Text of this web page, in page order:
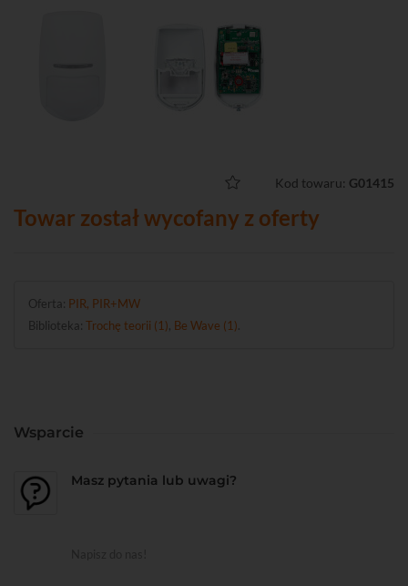
Kod towaru: G01415
Towar został wycofany z oferty
Oferta: PIR, PIR+MW
Biblioteka: Trochę teorii (1) Be Wave (1)
Wsparcie
Masz pytania lub uwagi?